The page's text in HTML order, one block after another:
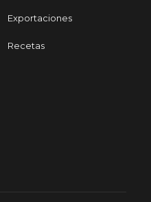
Exportaciones
Recetas